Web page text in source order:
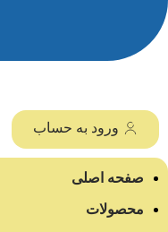
ورود به حساب
صفحه اصلی
محصولات